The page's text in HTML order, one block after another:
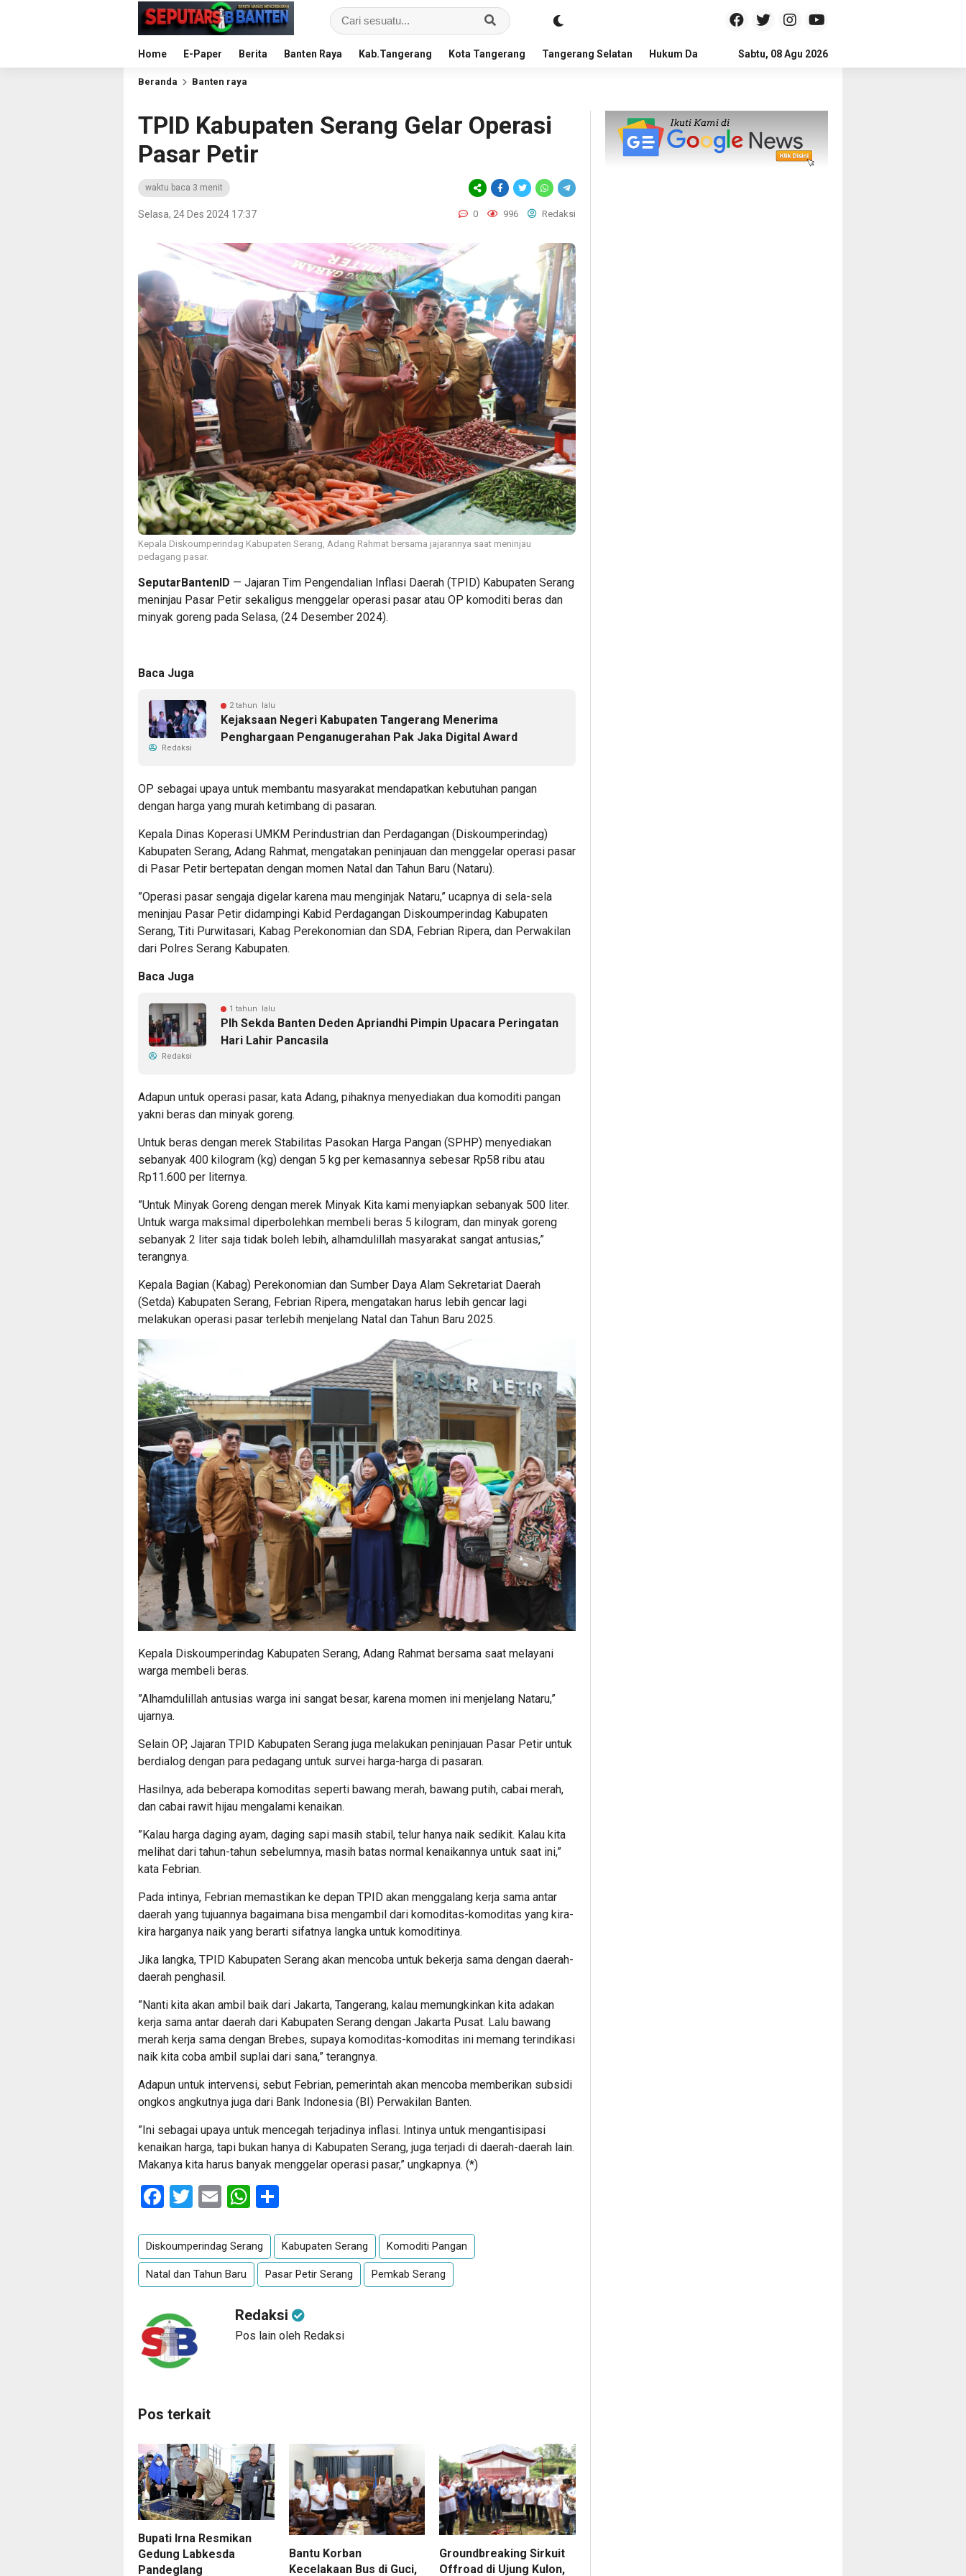
Home E-Paper Berita Banten Raya Kab.Tangerang Kota Tangerang Tangerang Selatan Hukum Dan Kriminal Politik Pendidikan
Sabtu, 08 Agu 2026
Beranda Banten raya
TPID Kabupaten Serang Gelar Operasi
Pasar Petir
waktu baca 3 menit
Selasa, 24 Des 2024 17:37 0 996 Redaksi
Kepala Diskoumperindag Kabupaten Serang, Adang Rahmat bersama jajarannya saat meninjau
pedagang pasar.
SeputarBantenID — Jajaran Tim Pengendalian Inflasi Daerah (TPID) Kabupaten Serang
meninjau Pasar Petir sekaligus menggelar operasi pasar atau OP komoditi beras dan
minyak goreng pada Selasa, (24 Desember 2024).
Baca Juga
2 tahun lalu
Kejaksaan Negeri Kabupaten Tangerang Menerima
Penghargaan Penganugerahan Pak Jaka Digital Award
Redaksi
OP sebagai upaya untuk membantu masyarakat mendapatkan kebutuhan pangan
dengan harga yang murah ketimbang di pasaran.
Kepala Dinas Koperasi UMKM Perindustrian dan Perdagangan (Diskoumperindag)
Kabupaten Serang, Adang Rahmat, mengatakan peninjauan dan menggelar operasi pasar
di Pasar Petir bertepatan dengan momen Natal dan Tahun Baru (Nataru).
”Operasi pasar sengaja digelar karena mau menginjak Nataru,” ucapnya di sela-sela
meninjau Pasar Petir didampingi Kabid Perdagangan Diskoumperindag Kabupaten
Serang, Titi Purwitasari, Kabag Perekonomian dan SDA, Febrian Ripera, dan Perwakilan
dari Polres Serang Kabupaten.
Baca Juga
1 tahun lalu
Plh Sekda Banten Deden Apriandhi Pimpin Upacara Peringatan
Hari Lahir Pancasila
Redaksi
Adapun untuk operasi pasar, kata Adang, pihaknya menyediakan dua komoditi pangan
yakni beras dan minyak goreng.
Untuk beras dengan merek Stabilitas Pasokan Harga Pangan (SPHP) menyediakan
sebanyak 400 kilogram (kg) dengan 5 kg per kemasannya sebesar Rp58 ribu atau
Rp11.600 per liternya.
”Untuk Minyak Goreng dengan merek Minyak Kita kami menyiapkan sebanyak 500 liter.
Untuk warga maksimal diperbolehkan membeli beras 5 kilogram, dan minyak goreng
sebanyak 2 liter saja tidak boleh lebih, alhamdulillah masyarakat sangat antusias,”
terangnya.
Kepala Bagian (Kabag) Perekonomian dan Sumber Daya Alam Sekretariat Daerah
(Setda) Kabupaten Serang, Febrian Ripera, mengatakan harus lebih gencar lagi
melakukan operasi pasar terlebih menjelang Natal dan Tahun Baru 2025.
Kepala Diskoumperindag Kabupaten Serang, Adang Rahmat bersama saat melayani
warga membeli beras.
”Alhamdulillah antusias warga ini sangat besar, karena momen ini menjelang Nataru,”
ujarnya.
Selain OP, Jajaran TPID Kabupaten Serang juga melakukan peninjauan Pasar Petir untuk
berdialog dengan para pedagang untuk survei harga-harga di pasaran.
Hasilnya, ada beberapa komoditas seperti bawang merah, bawang putih, cabai merah,
dan cabai rawit hijau mengalami kenaikan.
”Kalau harga daging ayam, daging sapi masih stabil, telur hanya naik sedikit. Kalau kita
melihat dari tahun-tahun sebelumnya, masih batas normal kenaikannya untuk saat ini,”
kata Febrian.
Pada intinya, Febrian memastikan ke depan TPID akan menggalang kerja sama antar
daerah yang tujuannya bagaimana bisa mengambil dari komoditas-komoditas yang kira-
kira harganya naik yang berarti sifatnya langka untuk komoditinya.
Jika langka, TPID Kabupaten Serang akan mencoba untuk bekerja sama dengan daerah-
daerah penghasil.
”Nanti kita akan ambil baik dari Jakarta, Tangerang, kalau memungkinkan kita adakan
kerja sama antar daerah dari Kabupaten Serang dengan Jakarta Pusat. Lalu bawang
merah kerja sama dengan Brebes, supaya komoditas-komoditas ini memang terindikasi
naik kita coba ambil suplai dari sana,” terangnya.
Adapun untuk intervensi, sebut Febrian, pemerintah akan mencoba memberikan subsidi
ongkos angkutnya juga dari Bank Indonesia (BI) Perwakilan Banten.
”Ini sebagai upaya untuk mencegah terjadinya inflasi. Intinya untuk mengantisipasi
kenaikan harga, tapi bukan hanya di Kabupaten Serang, juga terjadi di daerah-daerah lain.
Makanya kita harus banyak menggelar operasi pasar,” ungkapnya. (*)
Facebook
Twitter
EmailWhatsApp
Diskoumperindag Serang Kabupaten Serang Komoditi Pangan
Natal dan Tahun Baru Pasar Petir Serang Pemkab Serang
Redaksi
Pos lain oleh Redaksi
Pos terkait
Bupati Irna Resmikan
Gedung Labkesda
Pandeglang
Bantu Korban
Kecelakaan Bus di Guci,
Groundbreaking Sirkuit
Offroad di Ujung Kulon,